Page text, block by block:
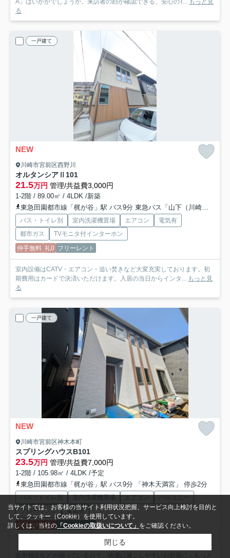
る
一戸建て
NEW
川崎市宮前区西野川
オルタンシアⅡ 101
21.5万円 管理/共益費3,000円
1-2階 / 89.00㎡ / 4LDK /新築
東急田園都市線「梶が谷」駅 バス9分 東急バス「山下（川崎市）」 停歩6分
バス・トイレ別 室内洗濯機置場 エアコン
電気有
都市ガス
TVモニタ付インターホン
仲手無料 礼0 フリーレント
室内設備はCATV・エアコン・追い焚きなど大変充実しております。初
期費用はカードで決済いただけます。入居の当日からインタ...
もっと見
る
一戸建て
NEW
川崎市宮前区神木本町
スプリングハウスB101
23.5万円 管理/共益費7,000円
1-2階 / 105.98㎡ / 4LDK /予定
東急田園都市線「梶が谷」駅 バス9分 「神木天満宮」 停歩2分
バス・トイレ別 室内洗濯機置場 エアコン
バルコニー
フローリング
電気有
仲手無料 礼0 フリーレント
「スプリングハウスB」のここがイチオシ。室内設備は浴室乾燥機・洗
面所独立などが揃っているので、快適に過ごしやすいお部屋に... もっと
当サイトでは、お客様の当サイト利用状況把握、サービス向上検討を目的と
して、クッキー（Cookie）を使用しています。
詳しくは、当社の 「Cookieの取扱いについて」 をご確認ください。
閉じる